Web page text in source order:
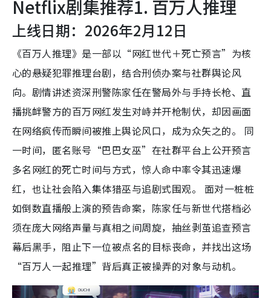
Netflix剧集推荐1. 百万人推理
上线日期：2026年2月12日
《百万人推理》是一部以“网红世代＋死亡预言”为核
心的悬疑犯罪推理台剧，结合刑侦办案与社群舆论风
向。剧情讲述资深刑警陈家任在警局外与手持长枪、直
播挑衅警方的百万网红发生对峙并开枪制伏，却因画面
在网络疯传而瞬间被推上舆论风口，成为众矢之的。 同
一时间，匿名账号“巴巴女巫”在社群平台上公开预言
多名网红的死亡时间与方式，惊人命中率令其迅速爆
红，也让社会陷入集体猎巫与追剧式围观。 面对一桩桩
如倒数直播般上演的预告命案，陈家任与新世代搭档必
须在庞大网络声量与真相之间周旋，抽丝剥茧追查预言
幕后黑手，阻止下一位被点名的目标丧命，并找出这场
“百万人一起推理”背后真正被操弄的对象与动机。